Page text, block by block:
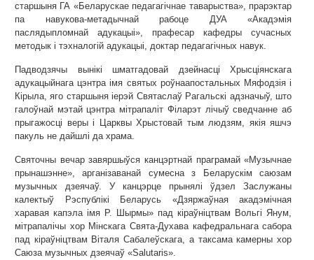
старшыня ГА «Беларускае педагагічнае таварыства», прарэктар
па навукова-метадычнай рабоце ДУА «Акадэмія
паслядыпломнай адукацыі», прафесар кафедры сучасных
методык і тэхналогій адукацыі, доктар педагагічных навук.
Падводзячы вынікі шматгадовай дзейнасці Хрысціянскага
адукацыйнага цэнтра імя святых роўнаапостальных Мяфодзія і
Кірыла, яго старшыня іерэй Святаслаў Рагальскі адзначыў, што
галоўнай мэтай цэнтра мітрапаліт Філарэт лічыў сведчанне аб
прыгажосці веры і Царквы Хрыстовай тым людзям, якія яшчэ
пакуль не дайшлі да храма.
Святочны вечар завяршыўся канцэртнай праграмай «Музычнае
прынашэнне», арганізаванай сумесна з Беларускім саюзам
музычных дзеячаў. У канцэрце прынялі ўдзел Заслужаны
калектыў Рэспублікі Беларусь «Дзяржаўная акадэмічная
харавая капэла імя Р. Шырмы» пад кіраўніцтвам Вольгі Янум,
мітрапалічы хор Мінскага Свята-Духава кафедральнага сабора
пад кіраўніцтвам Віталя Сабалеўскага, а таксама камерны хор
Саюза музычных дзеячаў «Salutaris».